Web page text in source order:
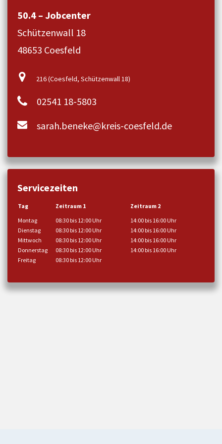
50.4 – Jobcenter
Schützenwall 18
48653 Coesfeld
216 (Coesfeld, Schützenwall 18)
02541 18-5803
sarah.beneke@kreis-coesfeld.de
Servicezeiten
Tag Zeitraum 1
Zeitraum 2
Montag
08:30 bis 12:00 Uhr
14:00 bis 16:00 Uhr
Dienstag
08:30 bis 12:00 Uhr
14:00 bis 16:00 Uhr
Mittwoch
08:30 bis 12:00 Uhr
14:00 bis 16:00 Uhr
Donnerstag
08:30 bis 12:00 Uhr
14:00 bis 16:00 Uhr
Freitag
08:30 bis 12:00 Uhr